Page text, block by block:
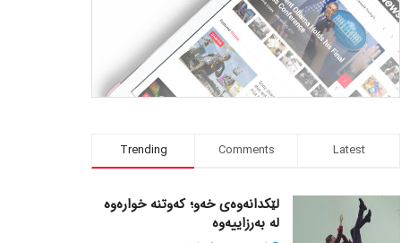
Trending Comments Latest
لێکدانەوەی خەو؛ کەوتنە خوارەوە
لە بەرزاییەوە